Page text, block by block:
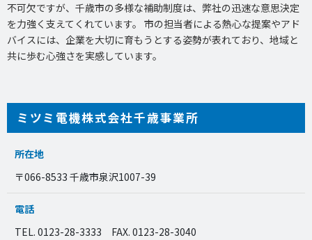
不可欠ですが、千歳市の多様な補助制度は、弊社の迅速な意思決定
を力強く支えてくれています。 市の担当者による熱心な提案やアド
バイスには、企業を大切に育もうとする姿勢が表れており、地域と
共に歩む心強さを実感しています。
ミツミ電機株式会社千歳事業所
所在地
〒066-8533 千歳市泉沢1007-39
電話
TEL. 0123-28-3333 FAX. 0123-28-3040